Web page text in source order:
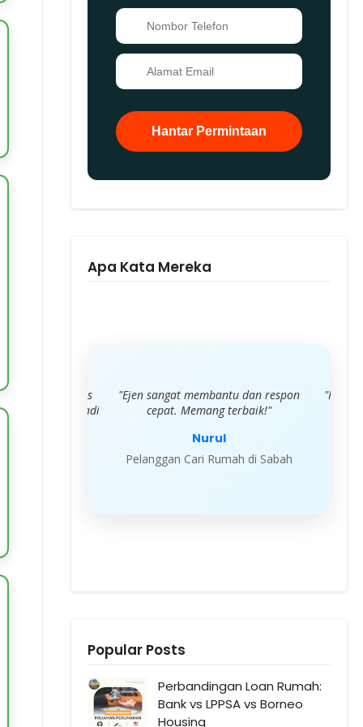
Hantar Permintaan
Apa Kata Mereka
dan respon
terbaik!"
"Proses beli rumah sangat lancar dan
jelas."
Amy
Pelanggan Cari Rumah di Sabah
Popular Posts
Perbandingan Loan Rumah:
Bank vs LPPSA vs Borneo
Housing